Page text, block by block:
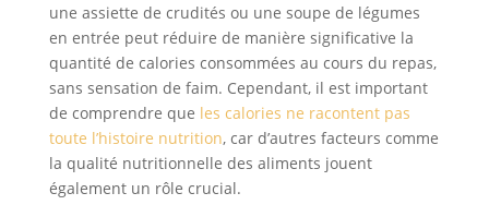
une assiette de crudités ou une soupe de légumes
en entrée peut réduire de manière significative la
quantité de calories consommées au cours du repas,
sans sensation de faim. Cependant, il est important
de comprendre que les calories ne racontent pas
toute l’histoire nutrition, car d’autres facteurs comme
la qualité nutritionnelle des aliments jouent
également un rôle crucial.